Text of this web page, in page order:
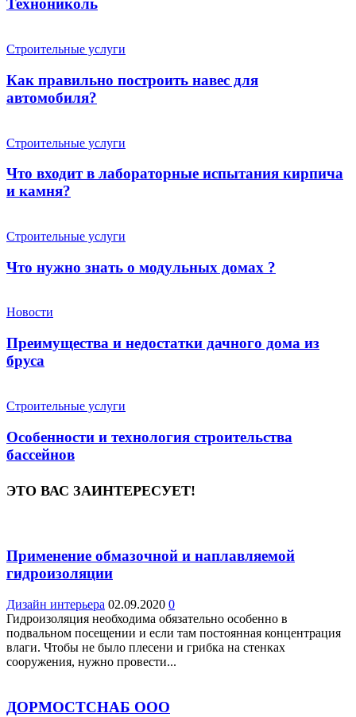
Технониколь
Строительные услуги
Как правильно построить навес для
автомобиля?
Строительные услуги
Что входит в лабораторные испытания кирпича
и камня?
Строительные услуги
Что нужно знать о модульных домах ?
Новости
Преимущества и недостатки дачного дома из
бруса
Строительные услуги
Особенности и технология строительства
бассейнов
ЭТО ВАС ЗАИНТЕРЕСУЕТ!
Применение обмазочной и наплавляемой
гидроизоляции
Дизайн интерьера 02.09.2020 0
Гидроизоляция необходима обязательно особенно в
подвальном посещении и если там постоянная концентрация
влаги. Чтобы не было плесени и грибка на стенках
сооружения, нужно провести...
ДОРМОСТСНАБ ООО